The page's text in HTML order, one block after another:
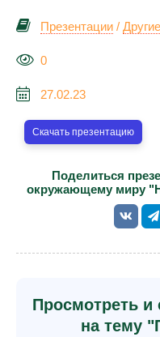
Презентации /
0
27.02.23
Скачать презентацию
Поделиться
окружающему миру
Просмотреть и
на тему